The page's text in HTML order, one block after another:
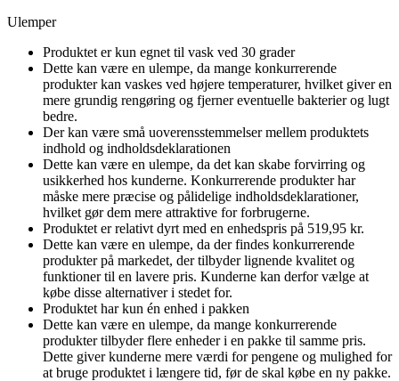
Ulemper
Produktet er kun egnet til vask ved 30 grader
Dette kan være en ulempe, da mange konkurrerende
produkter kan vaskes ved højere temperaturer, hvilket giver en
mere grundig rengøring og fjerner eventuelle bakterier og lugt
bedre.
Der kan være små uoverensstemmelser mellem produktets
indhold og indholdsdeklarationen
Dette kan være en ulempe, da det kan skabe forvirring og
usikkerhed hos kunderne. Konkurrerende produkter har
måske mere præcise og pålidelige indholdsdeklarationer,
hvilket gør dem mere attraktive for forbrugerne.
Produktet er relativt dyrt med en enhedspris på 519,95 kr.
Dette kan være en ulempe, da der findes konkurrerende
produkter på markedet, der tilbyder lignende kvalitet og
funktioner til en lavere pris. Kunderne kan derfor vælge at
købe disse alternativer i stedet for.
Produktet har kun én enhed i pakken
Dette kan være en ulempe, da mange konkurrerende
produkter tilbyder flere enheder i en pakke til samme pris.
Dette giver kunderne mere værdi for pengene og mulighed for
at bruge produktet i længere tid, før de skal købe en ny pakke.